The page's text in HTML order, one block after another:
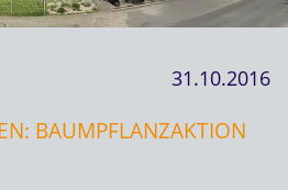
31.10.2016
BAUMPFLANZAKTION